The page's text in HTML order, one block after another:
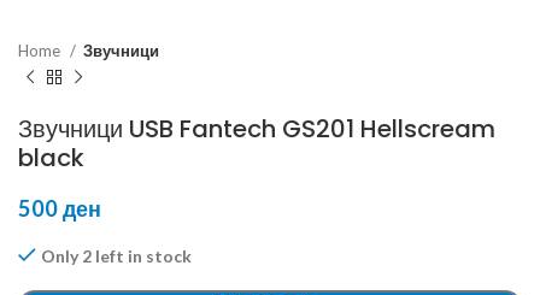
Home Звучници
Звучници USB Fantech GS201 Hellscream
black
500ден
Only 2 left in stock